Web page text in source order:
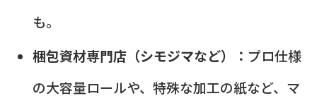
も。
梱包資材専門店（シモジマなど）： プロ仕様
の大容量ロールや、特殊な加工の紙など、マ